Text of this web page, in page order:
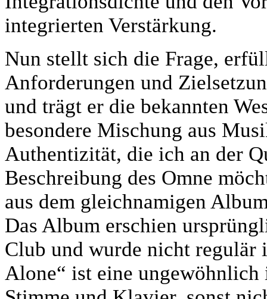
integrierten Verstärkung.
Nun stellt sich die Frage,
Anforderungen und
und trägt er die bekannten
besondere Mischung aus
Authentizität, die ich an der
Beschreibung des Omne
aus dem gleichnamigen
Das Album erschien
Club und wurde nicht regulär
Alone“ ist eine